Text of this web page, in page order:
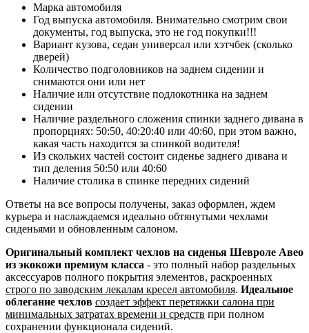
Марка автомобиля
Год выпуска автомобиля. Внимательно смотрим свои
документы, год выпуска, это не год покупки!!!
Вариант кузова, седан универсал или хэтчбек (сколько
дверей)
Количество подголовников на заднем сидении и
снимаются они или нет
Наличие или отсутствие подлокотника на заднем
сидении
Наличие раздельного сложения спинки заднего дивана в
пропорциях: 50:50, 40:20:40 или 40:60, при этом важно,
какая часть находится за спинкой водителя!
Из скольких частей состоит сиденье заднего дивана и
тип деления 50:50 или 40:60
Наличие столика в спинке передних сидений
Ответы на все вопросы получены, заказ оформлен, ждем
курьера и наслаждаемся идеально обтянутыми чехлами
сиденьями и обновленным салоном.
Оригинальный комплект чехлов на сиденья Шевроле Авео
из экокожи премиум класса - это полный набор раздельных
аксессуаров полного покрытия элементов, раскроенных
строго по заводским лекалам кресел автомобиля. Идеальное
облегание чехлов создает эффект перетяжки салона при
минимальных затратах времени и средств при полном
сохранении функционала сидений.